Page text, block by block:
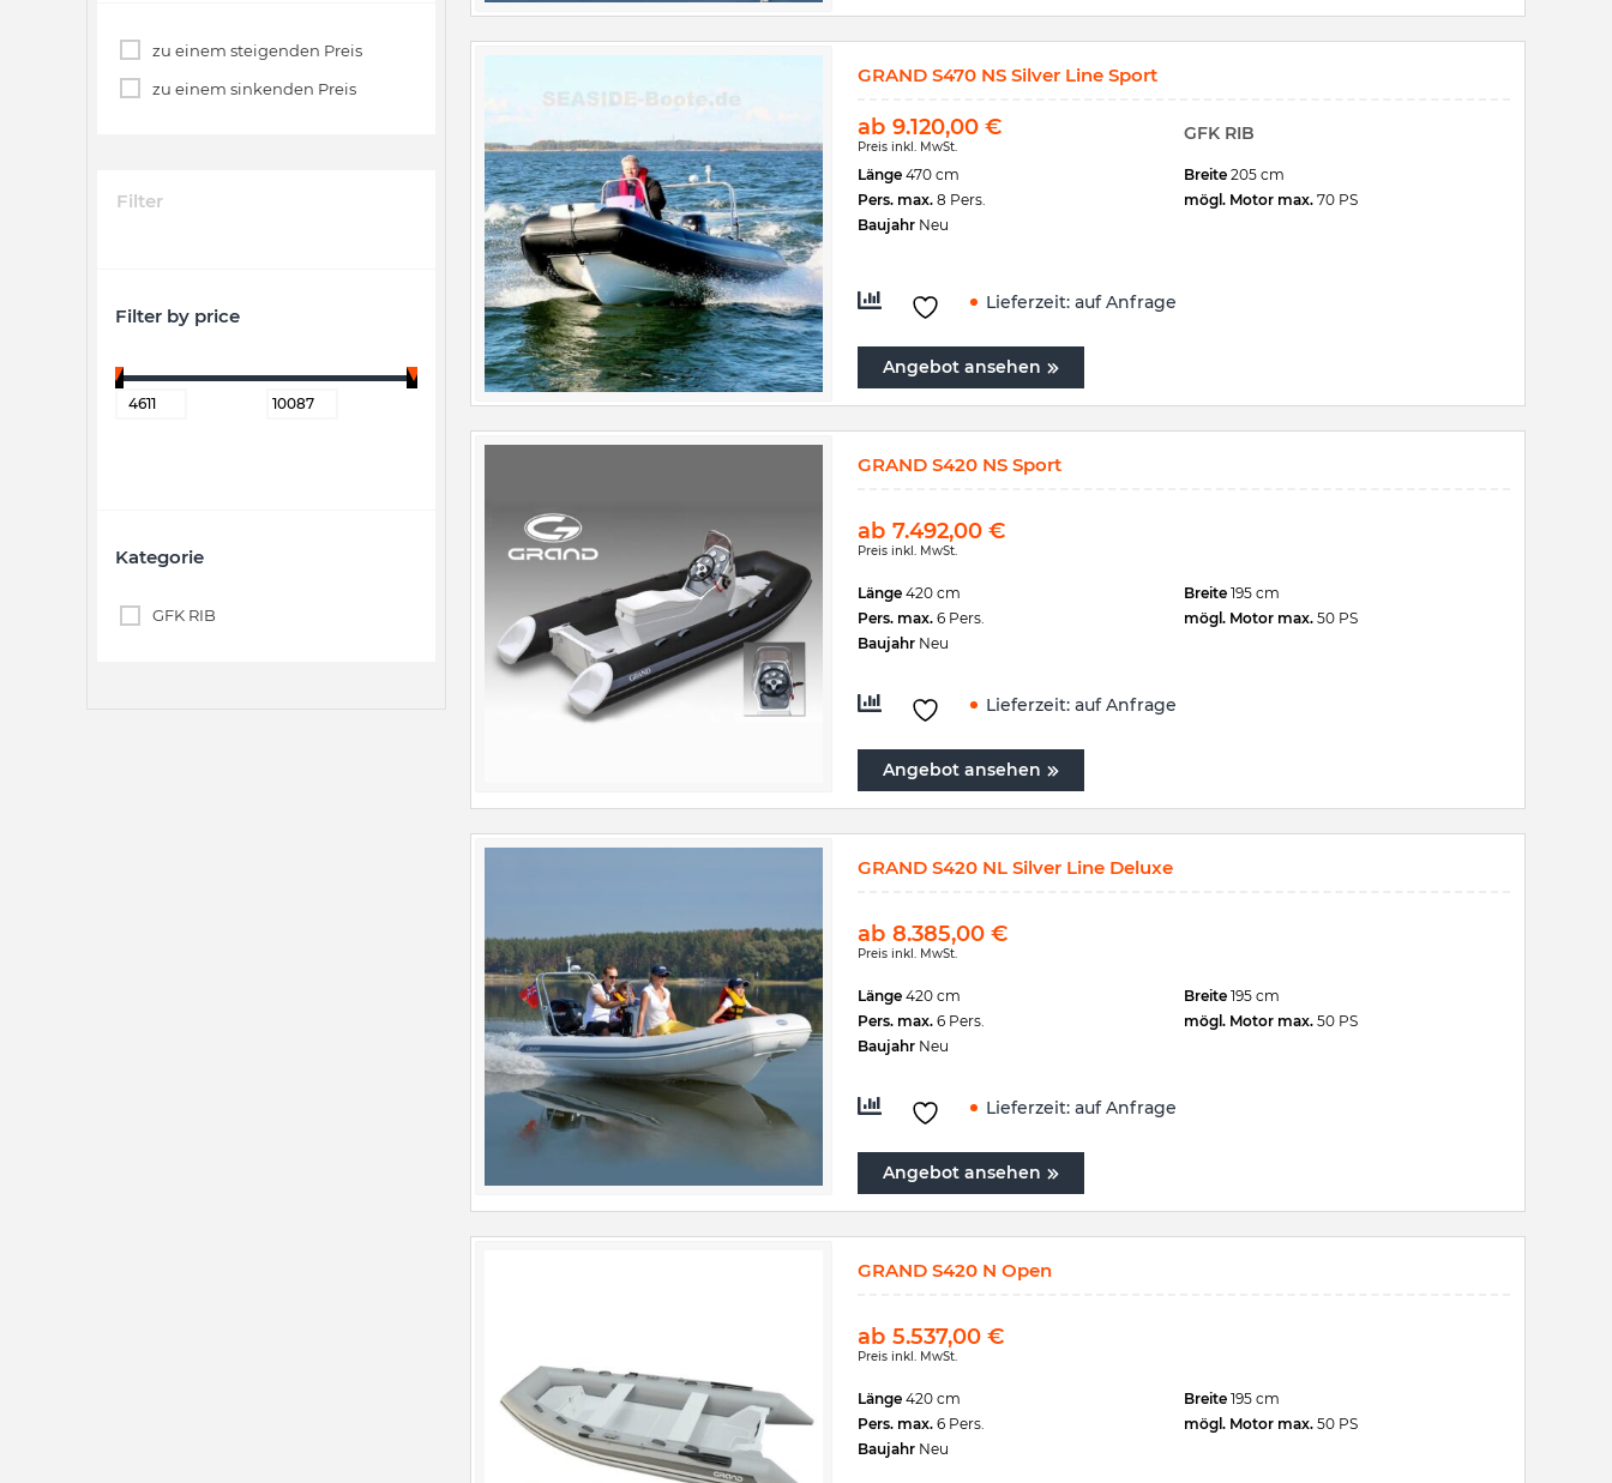
zu einem steigenden Preis
zu einem sinkenden Preis
Filter
Filter by price
Kategorie
GFK RIB
GRAND S470 NS Silver Line Sport
ab 9.120,00 €
Preis inkl. MwSt.
GFK RIB
Länge 470 cm Breite 205 cm
Pers. max. 8 Pers. mögl. Motor max. 70 PS
Baujahr Neu
Lieferzeit:auf Anfrage
Angebot ansehen
GRAND S420 NS Sport
ab 7.492,00 €
Preis inkl. MwSt.
Länge 420 cm Breite 195 cm
Pers. max. 6 Pers. mögl. Motor max. 50 PS
Baujahr Neu
Lieferzeit:auf Anfrage
Angebot ansehen
GRAND S420 NL Silver Line Deluxe
ab 8.385,00 €
Preis inkl. MwSt.
Länge 420 cm Breite 195 cm
Pers. max. 6 Pers. mögl. Motor max. 50 PS
Baujahr Neu
Lieferzeit:auf Anfrage
Angebot ansehen
GRAND S420 N Open
ab 5.537,00 €
Preis inkl. MwSt.
Länge 420 cm Breite 195 cm
Pers. max. 6 Pers. mögl. Motor max. 50 PS
Baujahr Neu